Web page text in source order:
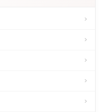
›
›
›
›
›